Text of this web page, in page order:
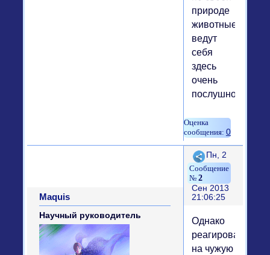
природе
животные
ведут
себя
здесь
очень
послушно.
0
Поделиться
2
Пн, 2
Сен 2013
21:06:25
Maquis
Научный руководитель
Однако
реагировать
на чужую